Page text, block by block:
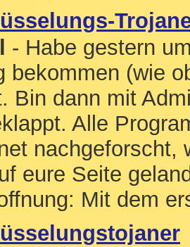
- Habe gestern
bekommen (wie
Bin dann mit
Alle
nachgeforscht,
eure Seite
Mit dem